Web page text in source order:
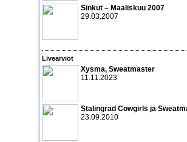
Sinkut – Maaliskuu 2007
29.03.2007
Livearviot
Xysma, Sweatmaster
11.11.2023
Stalingrad Cowgirls ja
23.09.2010